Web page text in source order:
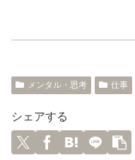
メンタル・思考 仕事
シェアする